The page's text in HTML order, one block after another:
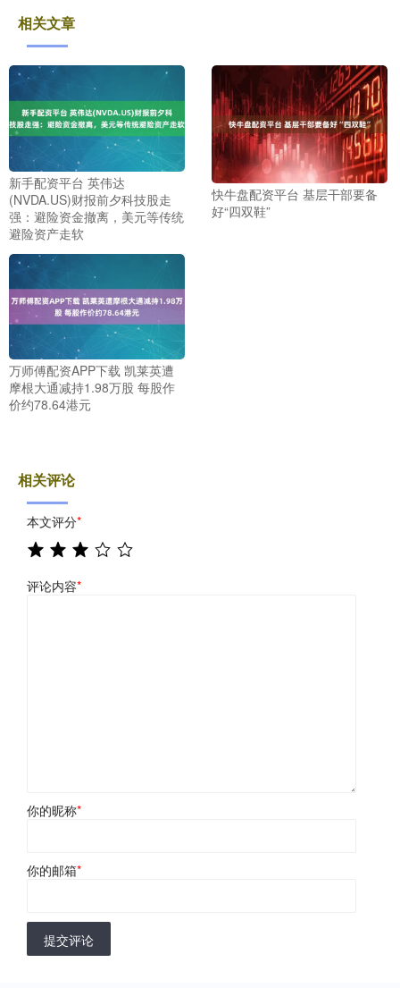
相关文章
新手配资平台 英伟达
(NVDA.US)财报前夕科技股走
强：避险资金撤离，美元等传统
避险资产走软
快牛盘配资平台 基层干部要备
好“四双鞋”
万师傅配资APP下载 凯莱英遭
摩根大通减持1.98万股 每股作
价约78.64港元
相关评论
本文评分*
评论内容*
你的昵称*
你的邮箱*
提交评论